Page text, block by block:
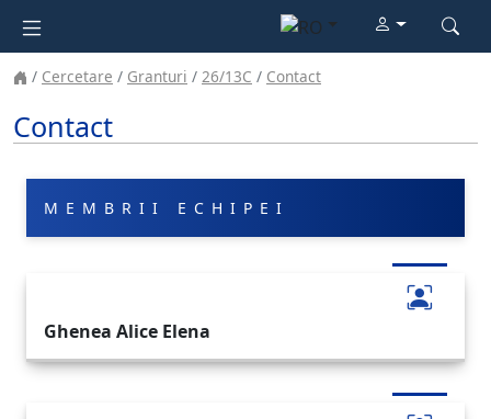
Cercetare Granturi 26/13C Contact
Contact
MEMBRII ECHIPEI
Ghenea Alice Elena